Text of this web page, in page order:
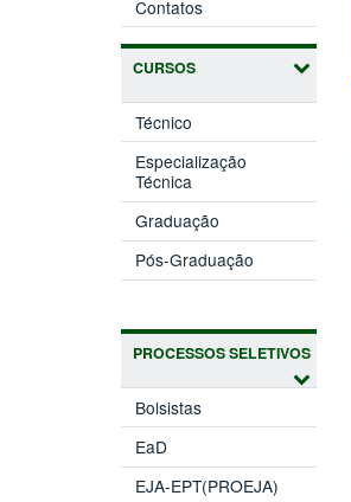
Contatos
CURSOS
Técnico
Especialização
Técnica
Graduação
Pós-Graduação
PROCESSOS SELETIVOS
Bolsistas
EaD
EJA-EPT(PROEJA)